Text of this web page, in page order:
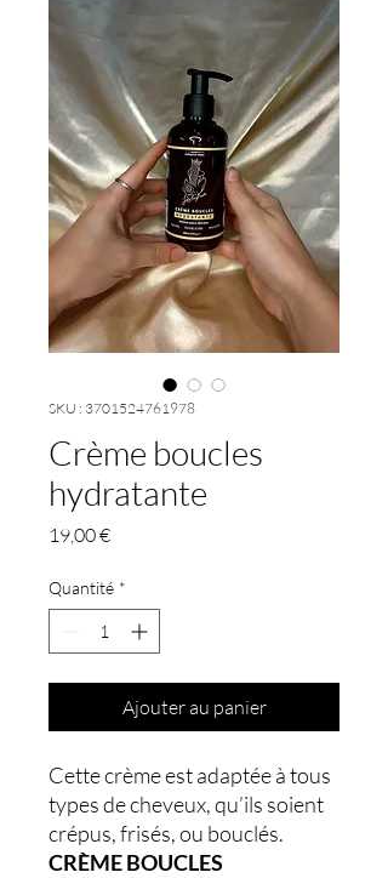
SKU : 3701524761978
Crème boucles
hydratante
19,00 €Prix
Quantité *
Ajouter au panier
Cette crème est adaptée à tous
types de cheveux, qu’ils soient
crépus, frisés, ou bouclés.
CRÈME BOUCLES